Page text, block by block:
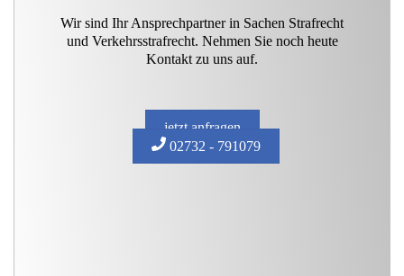
Wir sind Ihr Ansprechpartner in Sachen Strafrecht
und Verkehrsstrafrecht. Nehmen Sie noch heute
Kontakt zu uns auf.
jetzt anfragen
02732 - 791079